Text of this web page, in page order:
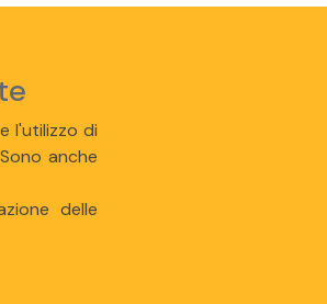
l'utilizzo di
anche
delle